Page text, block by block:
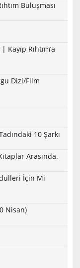
Buluşması
Rıhtım’a
Dizi/Film
10 Şarkı
Arasında.
İçin Mi
Nisan)